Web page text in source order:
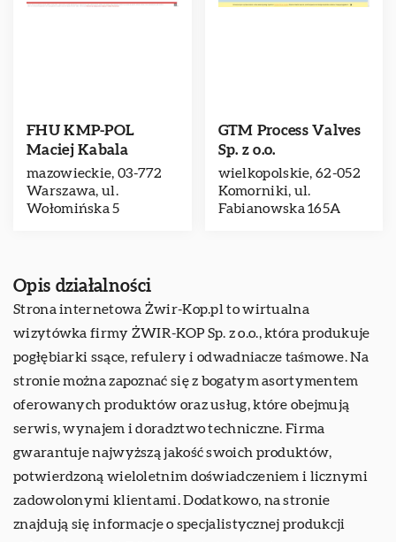
FHU KMP-POL
Maciej Kabala
mazowieckie, 03-772
Warszawa, ul.
Wołomińska 5
GTM Process Valves
Sp. z o.o.
wielkopolskie, 62-052
Komorniki, ul.
Fabianowska 165A
Opis działalności
Strona internetowa Żwir-Kop.pl to wirtualna
wizytówka firmy ŻWIR-KOP Sp. z o.o., która produkuje
pogłębiarki ssące, refulery i odwadniacze taśmowe. Na
stronie można zapoznać się z bogatym asortymentem
oferowanych produktów oraz usług, które obejmują
serwis, wynajem i doradztwo techniczne. Firma
gwarantuje najwyższą jakość swoich produktów,
potwierdzoną wieloletnim doświadczeniem i licznymi
zadowolonymi klientami. Dodatkowo, na stronie
znajdują się informacje o specjalistycznej produkcji